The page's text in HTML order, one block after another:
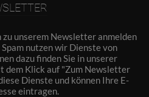
zu unserem Newsletter anmelden
nutzen wir Dienste von
dazu finden Sie in unserer
dem Klick auf "Zum Newsletter
Dienste und können Ihre E-
eintragen.